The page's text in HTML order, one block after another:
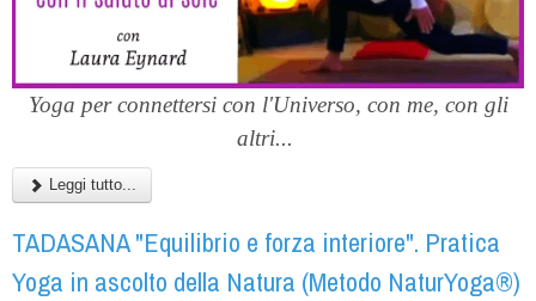
Yoga per connettersi con l'Universo, con me, con gli
altri...
Leggi tutto...
TADASANA "Equilibrio e forza interiore". Pratica
Yoga in ascolto della Natura (Metodo NaturYoga®)